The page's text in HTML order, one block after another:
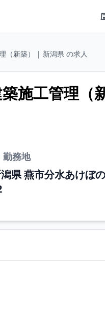
（新築） | 新潟県 の求人
施工管理（
勤務地
県 燕市分水あけぼ